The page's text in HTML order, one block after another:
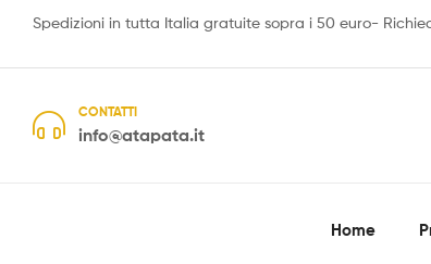
Spedizioni in tutta Italia gratuite sopra i 50 euro-
CONTATTI
info@atapata.it
Home